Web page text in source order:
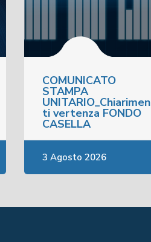
COMUNICATO
STAMPA
UNITARIO_Chiarimen
ti vertenza FONDO
CASELLA
3 Agosto 2026